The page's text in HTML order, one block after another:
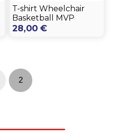
T-shirt Wheelchair
Basketball MVP
28,00 €
2